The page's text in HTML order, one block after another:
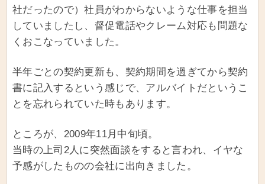
社だったので）社員がわからないような仕事を担当
していましたし、督促電話やクレーム対応も問題な
くおこなっていました。
半年ごとの契約更新も、契約期間を過ぎてから契約
書に記入するという感じで、アルバイトだというこ
とを忘れられていた時もあります。
ところが、2009年11月中旬頃。
当時の上司2人に突然面談をすると言われ、イヤな
予感がしたものの会社に出向きました。